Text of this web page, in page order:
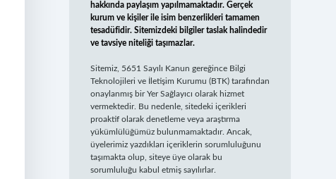
hakkında paylaşım yapılmamaktadır. Gerçek
kurum ve kişiler ile isim benzerlikleri tamamen
tesadüfidir. Sitemizdeki bilgiler taslak halindedir
ve tavsiye niteliği taşımazlar.
Sitemiz, 5651 Sayılı Kanun gereğince Bilgi
Teknolojileri ve İletişim Kurumu (BTK) tarafından
onaylanmış bir Yer Sağlayıcı olarak hizmet
vermektedir. Bu nedenle, sitedeki içerikleri
proaktif olarak denetleme veya araştırma
yükümlülüğümüz bulunmamaktadır. Ancak,
üyelerimiz yazdıkları içeriklerin sorumluluğunu
taşımakta olup, siteye üye olarak bu
sorumluluğu kabul etmiş sayılırlar.